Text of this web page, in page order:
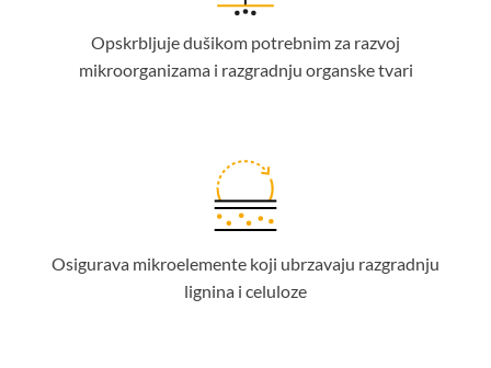
Opskrbljuje dušikom potrebnim za razvoj
mikroorganizama i razgradnju organske tvari
Osigurava mikroelemente koji ubrzavaju razgradnju
lignina i celuloze